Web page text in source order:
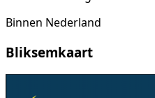
Binnen Nederland
Bliksemkaart